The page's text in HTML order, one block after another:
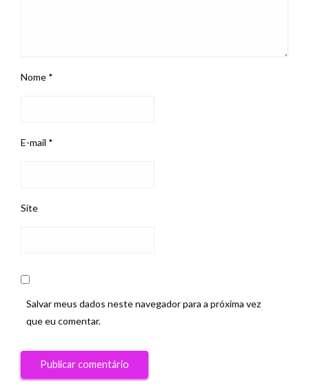
Nome *
E-mail *
Site
Salvar meus dados neste navegador para a próxima vez
que eu comentar.